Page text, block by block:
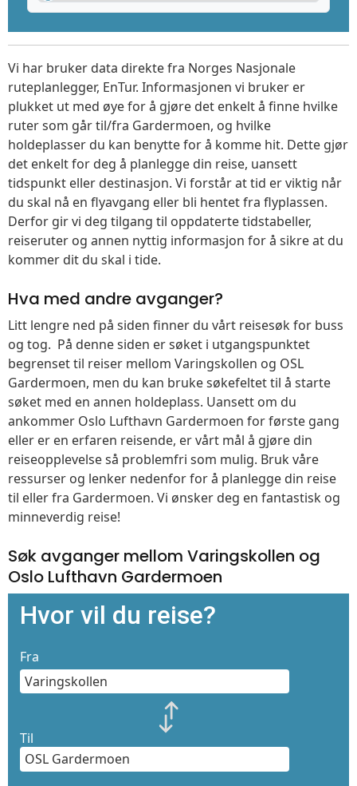
Vi har bruker data direkte fra Norges Nasjonale
ruteplanlegger, EnTur. Informasjonen vi bruker er
plukket ut med øye for å gjøre det enkelt å finne hvilke
ruter som går til/fra Gardermoen, og hvilke
holdeplasser du kan benytte for å komme hit. Dette gjør
det enkelt for deg å planlegge din reise, uansett
tidspunkt eller destinasjon. Vi forstår at tid er viktig når
du skal nå en flyavgang eller bli hentet fra flyplassen.
Derfor gir vi deg tilgang til oppdaterte tidstabeller,
reiseruter og annen nyttig informasjon for å sikre at du
kommer dit du skal i tide.
Hva med andre avganger?
Litt lengre ned på siden finner du vårt reisesøk for buss
og tog. På denne siden er søket i utgangspunktet
begrenset til reiser mellom Varingskollen og OSL
Gardermoen, men du kan bruke søkefeltet til å starte
søket med en annen holdeplass. Uansett om du
ankommer Oslo Lufthavn Gardermoen for første gang
eller er en erfaren reisende, er vårt mål å gjøre din
reiseopplevelse så problemfri som mulig. Bruk våre
ressurser og lenker nedenfor for å planlegge din reise
til eller fra Gardermoen. Vi ønsker deg en fantastisk og
minneverdig reise!
Søk avganger mellom Varingskollen og
Oslo Lufthavn Gardermoen
Hvor vil du reise?
Fra
Til